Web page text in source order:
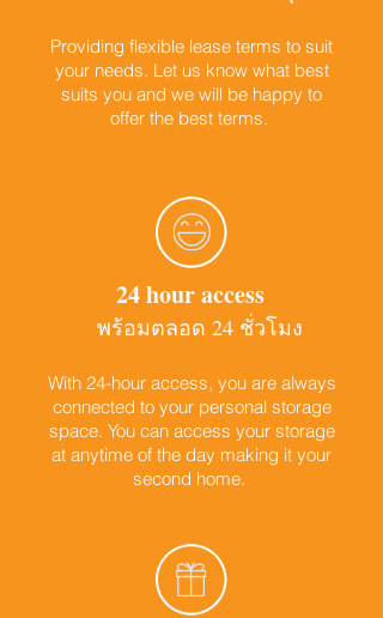
Providing flexible lease terms to suit
your needs. Let us know what best
suits you and we will be happy to
offer the best terms.
24 hour access
พร้อมตลอด 24 ชั่วโมง
With 24-hour access, you are always
connected to your personal storage
space. You can access your storage
at anytime of the day making it your
second home.